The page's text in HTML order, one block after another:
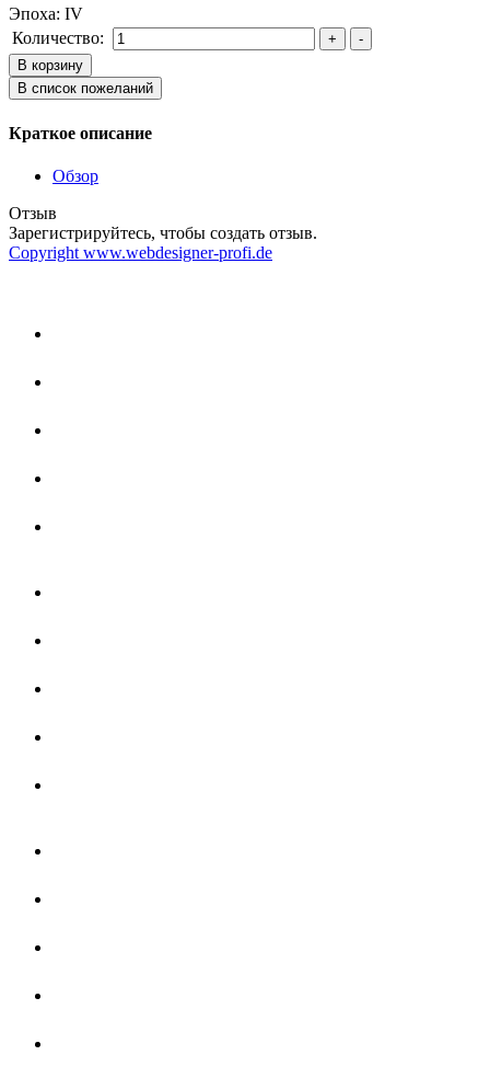
Эпоха: IV
Количество:
Краткое описание
Обзор
Отзыв
Зарегистрируйтесь, чтобы создать отзыв.
Copyright www.webdesigner-profi.de